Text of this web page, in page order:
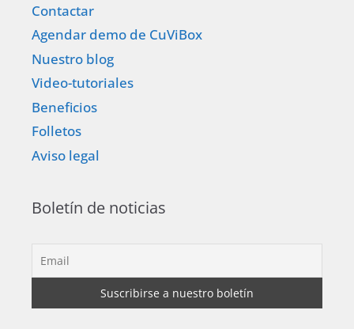
Contactar
Agendar demo de CuViBox
Nuestro blog
Video-tutoriales
Beneficios
Folletos
Aviso legal
Boletín de noticias